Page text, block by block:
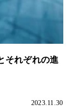
それぞれの進
2023.11.30